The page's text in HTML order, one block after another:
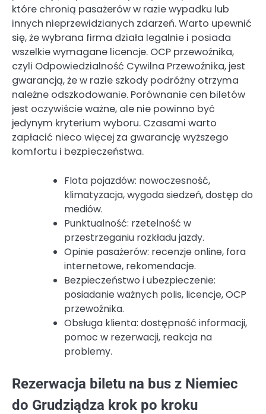
które chronią pasażerów w razie wypadku lub
innych nieprzewidzianych zdarzeń. Warto upewnić
się, że wybrana firma działa legalnie i posiada
wszelkie wymagane licencje. OCP przewoźnika,
czyli Odpowiedzialność Cywilna Przewoźnika, jest
gwarancją, że w razie szkody podróżny otrzyma
należne odszkodowanie. Porównanie cen biletów
jest oczywiście ważne, ale nie powinno być
jedynym kryterium wyboru. Czasami warto
zapłacić nieco więcej za gwarancję wyższego
komfortu i bezpieczeństwa.
Flota pojazdów: nowoczesność,
klimatyzacja, wygoda siedzeń, dostęp do
mediów.
Punktualność: rzetelność w
przestrzeganiu rozkładu jazdy.
Opinie pasażerów: recenzje online, fora
internetowe, rekomendacje.
Bezpieczeństwo i ubezpieczenie:
posiadanie ważnych polis, licencje, OCP
przewoźnika.
Obsługa klienta: dostępność informacji,
pomoc w rezerwacji, reakcja na
problemy.
Rezerwacja biletu na bus z Niemiec
do Grudziądza krok po kroku